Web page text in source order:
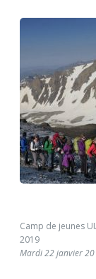
Camp de jeunes
2019
Mardi 22 janvier